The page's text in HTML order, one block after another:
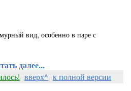
вид, особенно в паре с
далее...
вверх^ к полной версии